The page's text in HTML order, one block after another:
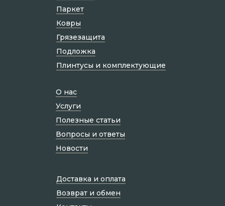
О нас
Услуги
Полезные статьи
Вопросы и ответы
Новости
Доставка и оплата
Возврат и обмен
Паркет
Ковры
Грязезащита
Подложка
Плинтусы и комплектующие